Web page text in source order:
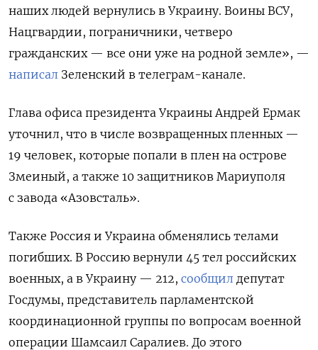
наших людей вернулись в Украину. Воины ВСУ,
Нацгвардии, пограничники, четверо
гражданских — все они уже на родной земле», —
написал Зеленский в телеграм-канале.
Глава офиса президента Украины Андрей Ермак
уточнил, что в числе возвращенных пленных —
19 человек, которые попали в плен на острове
Змеиный, а также 10 защитников Мариуполя
с завода «Азовсталь».
Также Россия и Украина обменялись телами
погибших. В Россию вернули 45 тел российских
военных, а в Украину — 212, сообщил депутат
Госдумы, представитель парламентской
координационной группы по вопросам военной
операции Шамсаил Саралиев. До этого